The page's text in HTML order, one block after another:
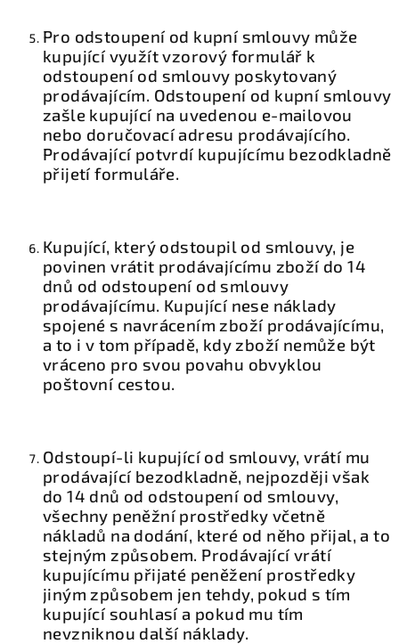
Pro odstoupení od kupní smlouvy může
kupující využít vzorový formulář k
odstoupení od smlouvy poskytovaný
prodávajícím. Odstoupení od kupní smlouvy
zašle kupující na uvedenou e-mailovou
nebo doručovací adresu prodávajícího.
Prodávající potvrdí kupujícímu bezodkladně
přijetí formuláře.
Kupující, který odstoupil od smlouvy, je
povinen vrátit prodávajícímu zboží do 14
dnů od odstoupení od smlouvy
prodávajícímu. Kupující nese náklady
spojené s navrácením zboží prodávajícímu,
a to i v tom případě, kdy zboží nemůže být
vráceno pro svou povahu obvyklou
poštovní cestou.
Odstoupí-li kupující od smlouvy, vrátí mu
prodávající bezodkladně, nejpozději však
do 14 dnů od odstoupení od smlouvy,
všechny peněžní prostředky včetně
nákladů na dodání, které od něho přijal, a to
stejným způsobem. Prodávající vrátí
kupujícímu přijaté peněžení prostředky
jiným způsobem jen tehdy, pokud s tím
kupující souhlasí a pokud mu tím
nevzniknou další náklady.